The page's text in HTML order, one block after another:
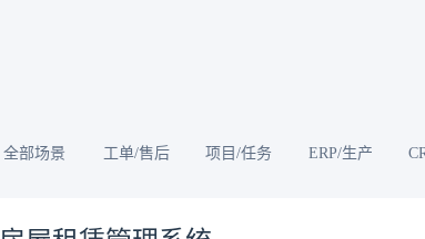
全部场景 工单/售后 项目/任务 ERP/生产